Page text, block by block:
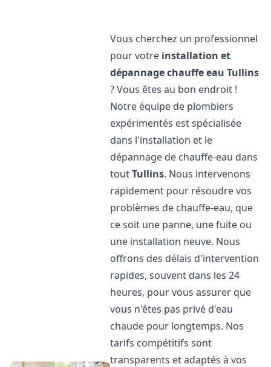
Vous cherchez un professionnel
pour votre installation et
dépannage chauffe eau Tullins
? Vous êtes au bon endroit !
Notre équipe de plombiers
expérimentés est spécialisée
dans l'installation et le
dépannage de chauffe-eau dans
toutTullins. Nous intervenons
rapidement pour résoudre vos
problèmes de chauffe-eau, que
ce soit une panne, une fuite ou
une installation neuve. Nous
offrons des délais d'intervention
rapides, souvent dans les 24
heures, pour vous assurer que
vous n'êtes pas privé d'eau
chaude pour longtemps. Nos
tarifs compétitifs sont
transparents et adaptés à vos